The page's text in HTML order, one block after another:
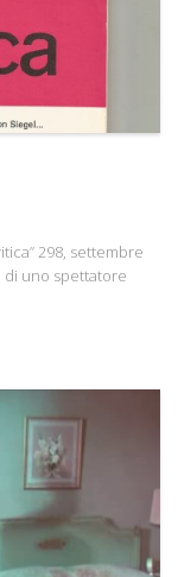
298, settembre
di uno spettatore